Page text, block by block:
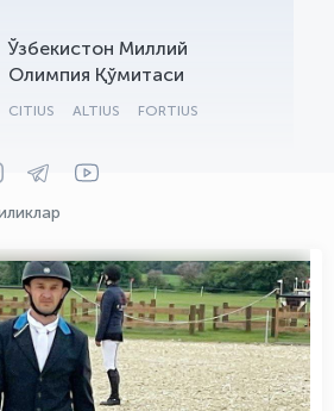
Ўзбекистон Миллий
Олимпия Қўмитаси
CITIUS ALTIUS FORTIUS
yordamchi